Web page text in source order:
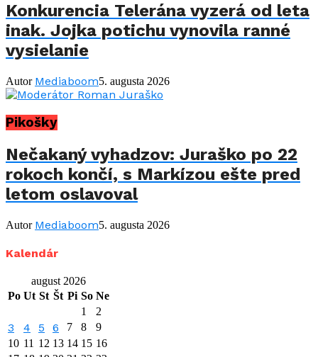
Konkurencia Telerána vyzerá od leta
inak. Jojka potichu vynovila ranné
vysielanie
Autor Mediaboom5. augusta 2026
Pikošky
Nečakaný vyhadzov: Juraško po 22
rokoch končí, s Markízou ešte pred
letom oslavoval
Autor Mediaboom5. augusta 2026
Kalendár
august 2026
Po Ut St Št Pi So Ne
1
2
3 4 5 6 7 8
9
10 11 12 13 14 15 16